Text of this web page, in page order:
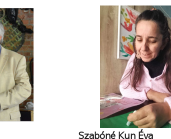
mérnök
szereztem
a
nagyon
a szakmába
Szabóné Kun Éva